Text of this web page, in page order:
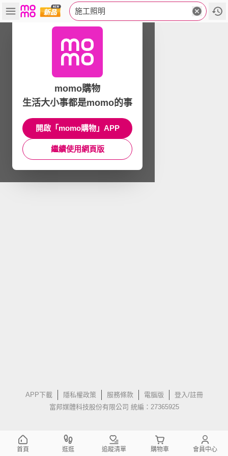
施工照明
APP下載 隱私權政策 服務條款 電腦版
登入/註冊
富邦媒體科技股份有限公司 統編：27365925
momo購物
生活大小事都是momo的事
開啟「momo購物」APP
繼續使用網頁版
首頁 逛逛 追蹤清單 購物車 會員中心